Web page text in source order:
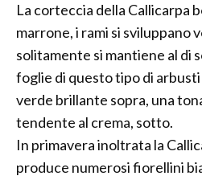
La corteccia della Callicarpa
marrone, i rami si sviluppano
solitamente si mantiene al di
foglie di questo tipo di
verde brillante sopra, una
tendente al crema, sotto.
In primavera inoltrata la
produce numerosi fiorellini